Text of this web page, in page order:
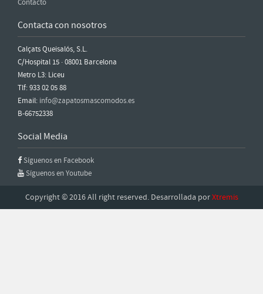
Contacto
Contacta con nosotros
Calçats Queisalós, S.L.
C/Hospital 15 · 08001 Barcelona
Metro L3: Liceu
Tlf: 933 02 05 88
Email: info@zapatosmascomodos.es
B-66752338
Social Media
Síguenos en Facebook
Síguenos en Youtube
Copyright © 2016 All right reserved. Desarrollada porXtremis